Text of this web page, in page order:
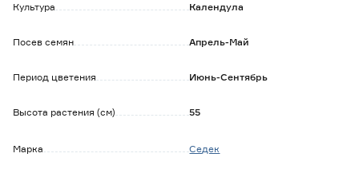
Культура Календула
Посев семян Апрель-Май
Период цветения Июнь-Сентябрь
Высота растения (см) 55
Марка Седек